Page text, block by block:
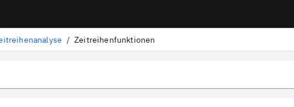
/ Zeitreihenfunktionen